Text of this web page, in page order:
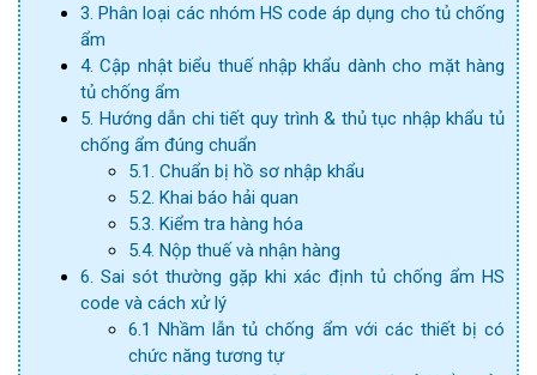
3. Phân loại các nhóm HS code áp dụng cho tủ chống
ẩm
4. Cập nhật biểu thuế nhập khẩu dành cho mặt hàng
tủ chống ẩm
5. Hướng dẫn chi tiết quy trình & thủ tục nhập khẩu tủ
chống ẩm đúng chuẩn
5.1. Chuẩn bị hồ sơ nhập khẩu
5.2. Khai báo hải quan
5.3. Kiểm tra hàng hóa
5.4. Nộp thuế và nhận hàng
6. Sai sót thường gặp khi xác định tủ chống ẩm HS
code và cách xử lý
6.1 Nhầm lẫn tủ chống ẩm với các thiết bị có
chức năng tương tự